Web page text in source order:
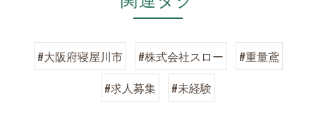
#大阪府寝屋川市 #株式会社スロー
#重量鳶
#求人募集
#未経験